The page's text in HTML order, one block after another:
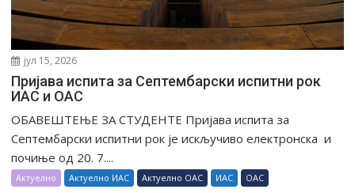
јул 15, 2026
Пријава испита за Септембарски испитни рок
ИАС и ОАС
ОБАВЕШТЕЊЕ ЗА СТУДЕНТЕ Пријава испита за
Септембарски испитни рок је искључиво електронска и
почиње од 20. 7....
Актуелно Актуелно ИАС Актуелно ОАС ИАС ОАС